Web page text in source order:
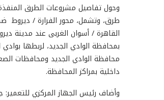
القاهرة / أسوان الغربى عند مدينة
بمحافظة الوادي الجديد، لربطها بوادي
داخلية بمراكز المحافظة.